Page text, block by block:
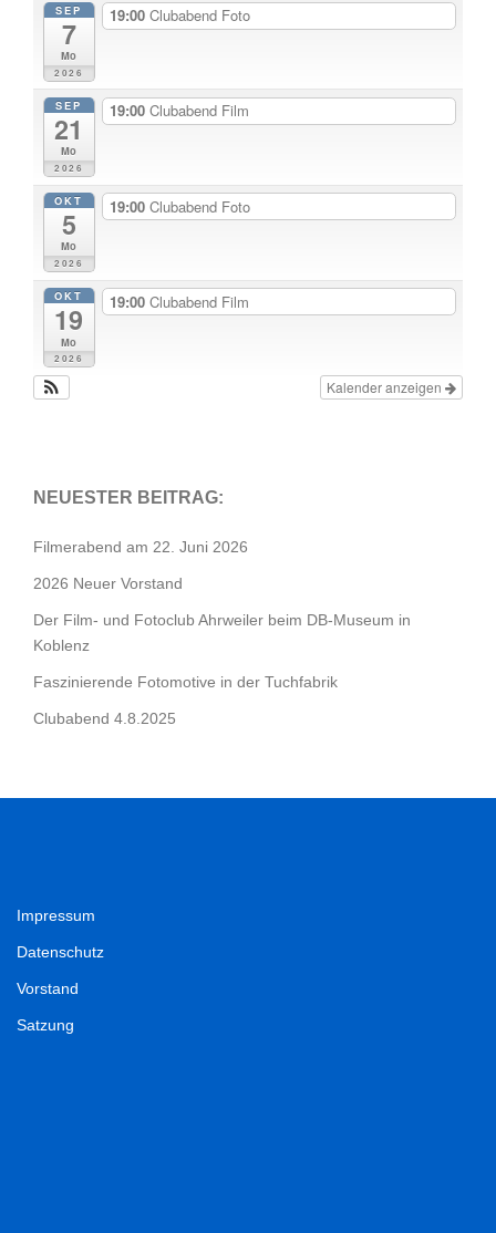
SEP
7
Mo
2026
19:00 Clubabend Foto
SEP
21
Mo
2026
19:00 Clubabend Film
OKT
5
Mo
2026
19:00 Clubabend Foto
OKT
19
Mo
2026
19:00 Clubabend Film
Kalender anzeigen
NEUESTER BEITRAG:
Filmerabend am 22. Juni 2026
2026 Neuer Vorstand
Der Film- und Fotoclub Ahrweiler beim DB-Museum in
Koblenz
Faszinierende Fotomotive in der Tuchfabrik
Clubabend 4.8.2025
Impressum
Datenschutz
Vorstand
Satzung